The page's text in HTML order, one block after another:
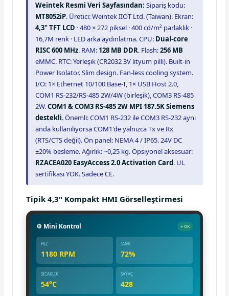
Weintek Resmi Veri Sayfasından: Sipariş kodu:
MT8052iP. Üretici: Weintek IIOT Ltd. (Taiwan). Ekran:
4,3" TFT LCD · 480 × 272 piksel · 400 cd/m² parlaklık ·
16,7M renk · LED arka aydınlatma. CPU: Dual-core
RISC 600 MHz. RAM: 128 MB DDR. Flash:256 MB
eMMC. RTC: Yerleşik (CR2032 3V lityum pilli). Built-in
Power Isolator. Slim design. Fan-less cooling system.
I/O: 1× Ethernet 10/100 Base-T, 1× USB Host 2.0,
COM1 RS-232/RS-485 2W/4W (birleşik), COM3 RS-485
2W.COM1 & COM3 RS-485 2W MPI 187.5K Siemens
destekli. Önemli: COM1 RS-232 ile COM3 RS-232 aynı
anda kullanılıyorsa COM1'de yalnızca Tx ve Rx
(RTS/CTS değil). Ön panel: NEMA 4 / IP65. 24V DC
±20% besleme. Ağırlık: ~0,25 kg. Opsiyonel aksesuar:
RZACEA020 EasyAccess 2.0 Activation Card. UL
sertifikası YOK. Sadece CE.
Tipik 4,3" Kompakt HMI Görselleştirmesi
⚙️ Mini Kontrol ● OK
HIZ
1180 RPM
TANK
72%
SICAKLIK
54°C
SAYAÇ
428